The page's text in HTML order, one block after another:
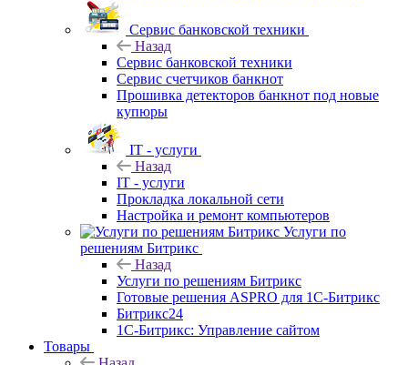
Сервис банковской техники
Назад
Сервис банковской техники
Сервис счетчиков банкнот
Прошивка детекторов банкнот под новые
купюры
IT - услуги
Назад
IT - услуги
Прокладка локальной сети
Настройка и ремонт компьютеров
Услуги по
решениям Битрикс
Назад
Услуги по решениям Битрикс
Готовые решения ASPRO для 1С-Битрикс
Битрикс24
1С-Битрикс: Управление сайтом
Товары